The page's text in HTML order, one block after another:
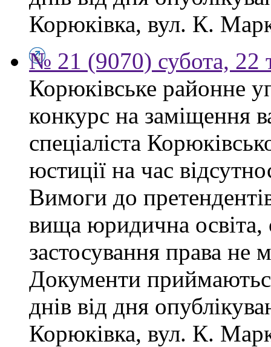
Корюківка, вул. К.
№ 21 (9070) субота, 22
Корюківське районне
конкурс на заміщення
спеціаліста
юстиції на час
Вимоги до
вища юридична освіта,
застосування права не
Документи
днів від дня
Корюківка, вул. К.